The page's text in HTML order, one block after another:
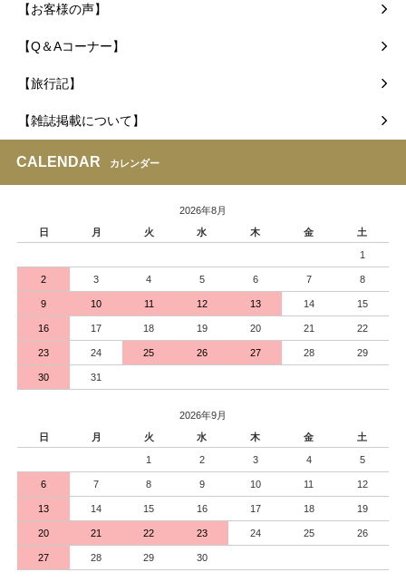
【お客様の声】
【Q＆Aコーナー】
【旅行記】
【雑誌掲載について】
CALENDAR カレンダー
2026年8月
日
月 火 水 木 金 土
1
2 3 4 5 6 7 8
9 10 11 12 13 14 15
16 17 18 19 20 21 22
23 24 25 26 27 28 29
30 31
2026年9月
日
月 火 水 木 金 土
1 2 3 4 5
6 7 8 9 10 11 12
13 14 15 16 17 18 19
20 21 22 23 24 25 26
27 28 29 30